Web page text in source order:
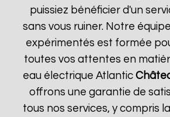
puissiez bénéficier d'un
sans vous ruiner. Notre
expérimentés est formée
toutes vos attentes en
eau électrique Atlantic
offrons une garantie de
tous nos services, y compris